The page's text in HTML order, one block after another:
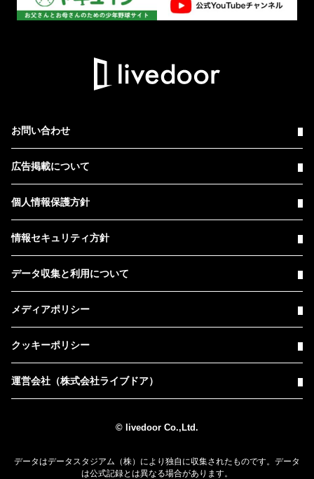
お問い合わせ
広告掲載について
個人情報保護方針
情報セキュリティ方針
データ収集と利用について
メディアポリシー
クッキーポリシー
運営会社（株式会社ライブドア）
© livedoor Co.,Ltd.
データはデータスタジアム（株）により独自に収集されたものです。データ
は公式記録とは異なる場合があります。